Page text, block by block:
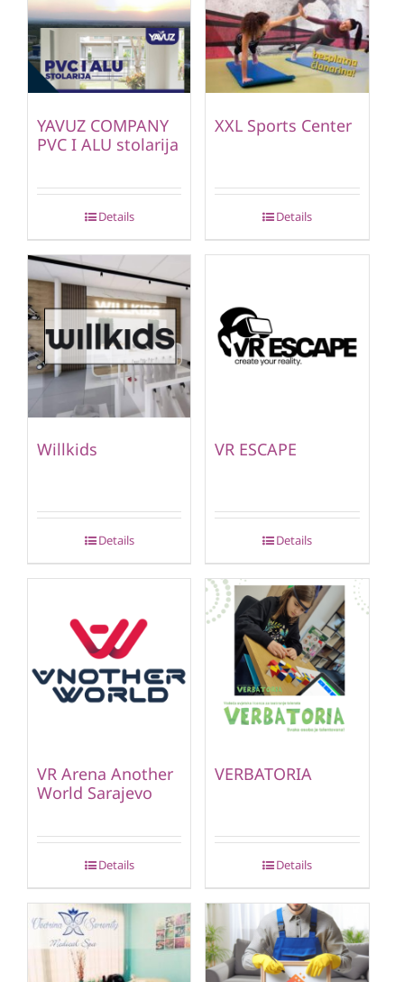
YAVUZ COMPANY
PVC I ALU stolarija
Details
XXL Sports Center
Details
Willkids
Details
VR ESCAPE
Details
VR Arena Another
World Sarajevo
Details
VERBATORIA
Details